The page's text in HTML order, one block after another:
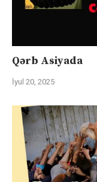
Qərb Asiyada
İyul 20, 2025